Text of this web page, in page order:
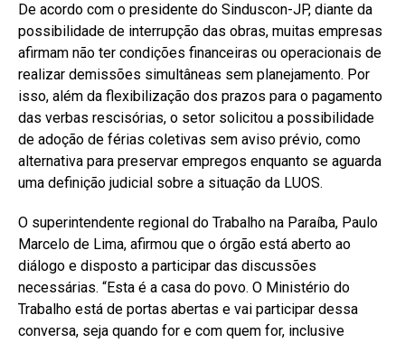
De acordo com o presidente do Sinduscon-JP, diante da
possibilidade de interrupção das obras, muitas empresas
afirmam não ter condições financeiras ou operacionais de
realizar demissões simultâneas sem planejamento. Por
isso, além da flexibilização dos prazos para o pagamento
das verbas rescisórias, o setor solicitou a possibilidade
de adoção de férias coletivas sem aviso prévio, como
alternativa para preservar empregos enquanto se aguarda
uma definição judicial sobre a situação da LUOS.
O superintendente regional do Trabalho na Paraíba, Paulo
Marcelo de Lima, afirmou que o órgão está aberto ao
diálogo e disposto a participar das discussões
necessárias. “Esta é a casa do povo. O Ministério do
Trabalho está de portas abertas e vai participar dessa
conversa, seja quando for e com quem for, inclusive